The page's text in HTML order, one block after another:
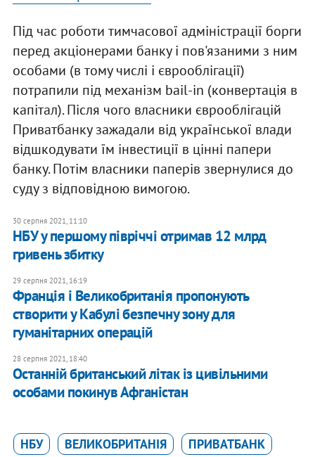
Під час роботи тимчасової адміністрації борги
перед акціонерами банку і пов'язаними з ним
особами (в тому числі і єврооблігації)
потрапили під механізм bail-in (конвертація в
капітал). Після чого власники єврооблігацій
Приватбанку зажадали від української влади
відшкодувати їм інвестиції в цінні папери
банку. Потім власники паперів звернулися до
суду з відповідною вимогою.
30 серпня 2021, 11:10
НБУ у першому півріччі отримав 12 млрд
гривень збитку
29 серпня 2021, 16:19
Франція і Великобританія пропонують
створити у Кабулі безпечну зону для
гуманітарних операцій
28 серпня 2021, 18:40
​Останній британський літак із цивільними
особами покинув Афганістан
НБУ ВЕЛИКОБРИТАНІЯ ПРИВАТБАНК